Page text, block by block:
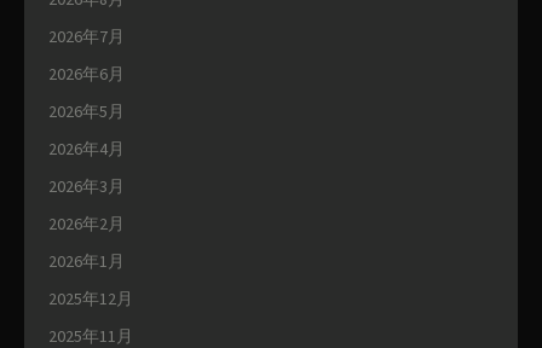
2026年7月
2026年6月
2026年5月
2026年4月
2026年3月
2026年2月
2026年1月
2025年12月
2025年11月